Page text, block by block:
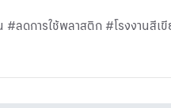
ดการใช้พลาสติก #โรงงานสี